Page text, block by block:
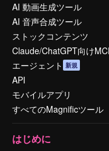
AI 動画生成ツール
AI 音声合成ツール
ストックコンテンツ
Claude/ChatGPT向け
エージェント 新規
API
モバイルアプリ
すべてのMagnificツール
はじめに